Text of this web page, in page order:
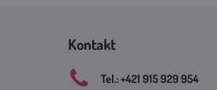
Kontakt
Tel​.: +421 915 929 954